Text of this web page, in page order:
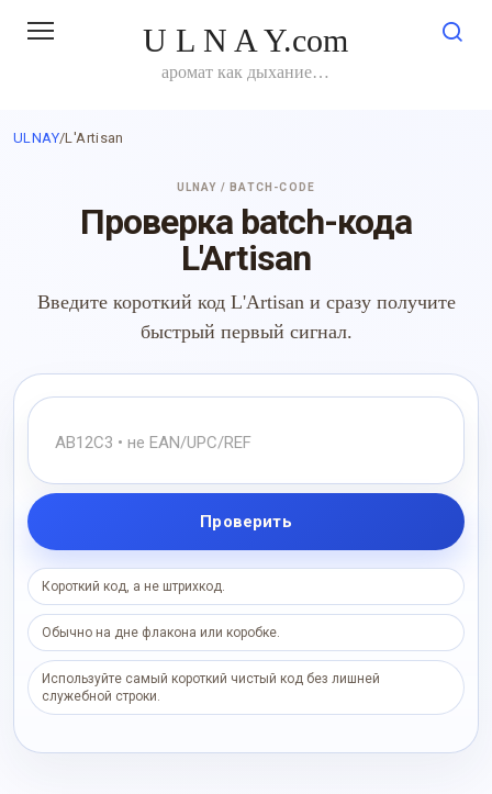
U L N A Y.com
аромат как дыхание…
ULNAY/L'Artisan
ULNAY / BATCH-CODE
Проверка batch-кода
L'Artisan
Введите короткий код L'Artisan и сразу получите
быстрый первый сигнал.
Проверить
Короткий код, а не штрихкод.
Обычно на дне флакона или коробке.
Используйте самый короткий чистый код без лишней
служебной строки.